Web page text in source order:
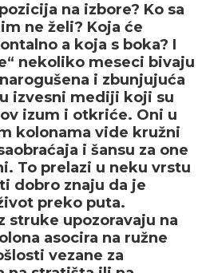
na izbore? Ko sa
ne želi? Koja će
a koja s boka? I
nekoliko meseci bivaju
i zbunjujuća
izvesni mediji koji su
izum i otkriće. Oni u
kolonama vide kružni
i šansu za one
To prelazi u neku vrstu
dobro znaju da je
preko puta.
struke upozoravaju na
asocira na ružne
vezane za